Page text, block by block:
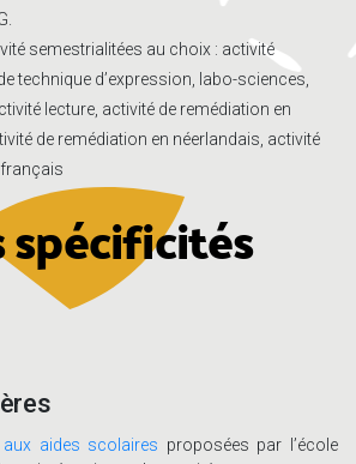
semestrialitées au choix : activité
technique d’expression, labo-sciences,
lecture, activité de remédiation en
de remédiation en néerlandais, activité
spécificités
aux aides scolaires proposées par l’école